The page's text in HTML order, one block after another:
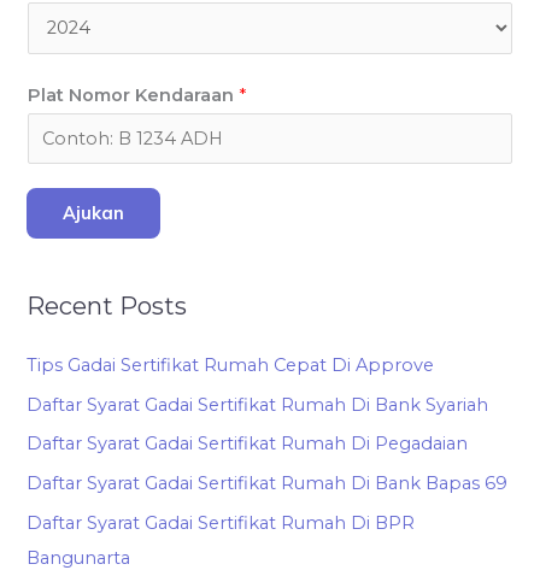
Plat Nomor Kendaraan *
Ajukan
Recent Posts
Tips Gadai Sertifikat Rumah Cepat Di Approve
Daftar Syarat Gadai Sertifikat Rumah Di Bank Syariah
Daftar Syarat Gadai Sertifikat Rumah Di Pegadaian
Daftar Syarat Gadai Sertifikat Rumah Di Bank Bapas 69
Daftar Syarat Gadai Sertifikat Rumah Di BPR
Bangunarta